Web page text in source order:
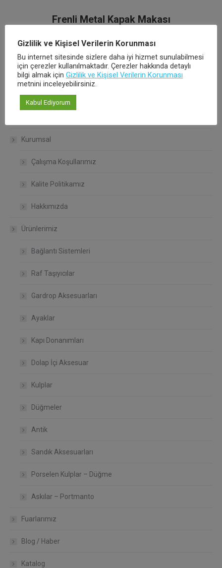
Frenli Metal Kapak Makası
Ürünlerimiz
Kurumsal
Çalışma Koşullarımız
Kalite Politikamız
Hakkımızda
Ürünlerimiz
Bağlantı Sistemleri
Raf Taşıyıcılar
Gardrop Aksesuarları
Ayaklar
Kapı Donanımları
Dolap İçi Aksesuar
Kulplar
Düğmeler
Antik
Sandık Aksesuarları
Porselen Kulplar – Düğme
Askılar – Portmanto
Fuarlarımız
Blog / Haber
Katalog
Gizlilik ve Kişisel Verilerin Korunması
Bu internet sitesinde sizlere daha iyi hizmet sunulabilmesi
için çerezler kullanılmaktadır. Çerezler hakkında detaylı
bilgi almak için Gizlilik ve Kişisel Verilerin Korunması
metnini inceleyebilirsiniz.
Kabul Ediyorum